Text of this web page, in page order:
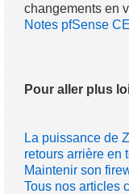
changements en
Notes pfSense
Pour aller plus
La puissance de
retours arrière en
Maintenir son
Tous nos articles